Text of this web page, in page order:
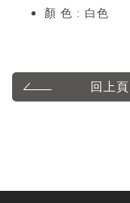
顏 色 : 白色
回上頁